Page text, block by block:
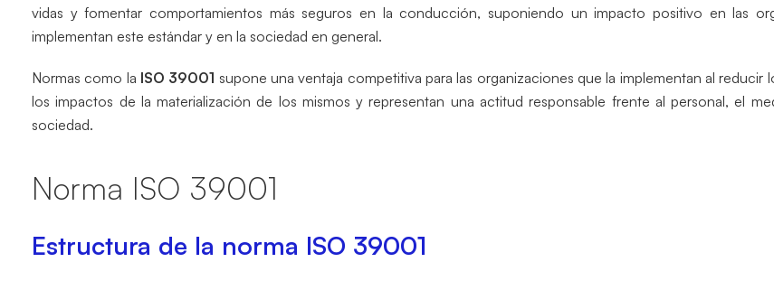
vidas y fomentar comportamientos más seguros en la conducción, suponiendo un impacto positivo en las
implementan este estándar y en la sociedad en general.
Normas como la ISO 39001 supone una ventaja competitiva para las organizaciones que la implementan al reducir
los impactos de la materialización de los mismos y representan una actitud responsable frente al personal, el
sociedad.
Norma ISO 39001
Estructura de la norma ISO 39001